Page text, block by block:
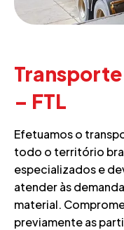
– FTL
Efetuamos o
todo o território
especializados e
atender às
material.
previamente as